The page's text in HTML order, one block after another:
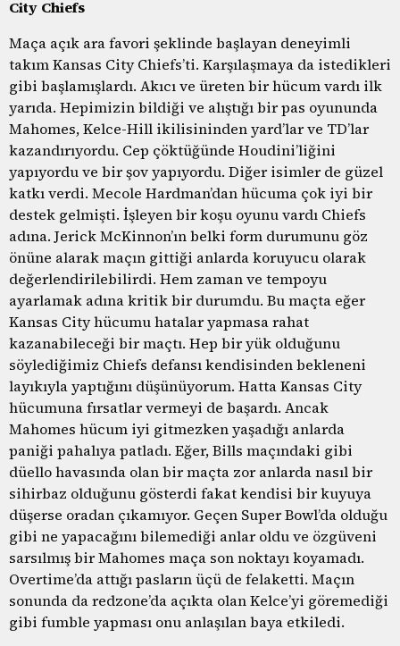
City Chiefs
Maça açık ara favori şeklinde başlayan deneyimli
takım Kansas City Chiefs’ti. Karşılaşmaya da istedikleri
gibi başlamışlardı. Akıcı ve üreten bir hücum vardı ilk
yarıda. Hepimizin bildiği ve alıştığı bir pas oyununda
Mahomes, Kelce-Hill ikilisininden yard’lar ve TD’lar
kazandırıyordu. Cep çöktüğünde Houdini’liğini
yapıyordu ve bir şov yapıyordu. Diğer isimler de güzel
katkı verdi. Mecole Hardman’dan hücuma çok iyi bir
destek gelmişti. İşleyen bir koşu oyunu vardı Chiefs
adına. Jerick McKinnon’ın belki form durumunu göz
önüne alarak maçın gittiği anlarda koruyucu olarak
değerlendirilebilirdi. Hem zaman ve tempoyu
ayarlamak adına kritik bir durumdu. Bu maçta eğer
Kansas City hücumu hatalar yapmasa rahat
kazanabileceği bir maçtı. Hep bir yük olduğunu
söylediğimiz Chiefs defansı kendisinden bekleneni
layıkıyla yaptığını düşünüyorum. Hatta Kansas City
hücumuna fırsatlar vermeyi de başardı. Ancak
Mahomes hücum iyi gitmezken yaşadığı anlarda
paniği pahalıya patladı. Eğer, Bills maçındaki gibi
düello havasında olan bir maçta zor anlarda nasıl bir
sihirbaz olduğunu gösterdi fakat kendisi bir kuyuya
düşerse oradan çıkamıyor. Geçen Super Bowl’da olduğu
gibi ne yapacağını bilemediği anlar oldu ve özgüveni
sarsılmış bir Mahomes maça son noktayı koyamadı.
Overtime’da attığı pasların üçü de felaketti. Maçın
sonunda da redzone’da açıkta olan Kelce’yi göremediği
gibi fumble yapması onu anlaşılan baya etkiledi.